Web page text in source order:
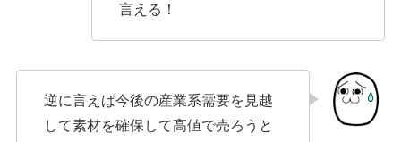
言える！
逆に言えば今後の産業系需要を見越
して素材を確保して高値で売ろうと